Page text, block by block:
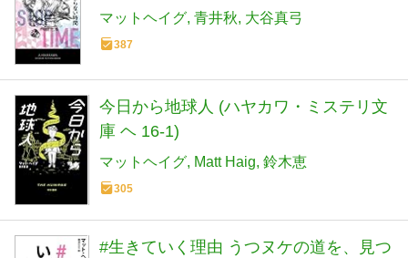
マットヘイグ 青井秋 大谷真弓
387
今日から地球人 (ハヤカワ・ミステリ文
庫 ヘ 16-1)
マットヘイグ Matt Haig 鈴木恵
305
#生きていく理由 うつヌケの道を、見つ